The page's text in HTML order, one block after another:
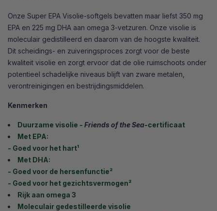
Onze Super EPA Visolie-softgels bevatten maar liefst 350 mg
EPA en 225 mg DHA aan omega 3-vetzuren. Onze visolie is
moleculair gedistilleerd en daarom van de hoogste kwaliteit.
Dit scheidings- en zuiveringsproces zorgt voor de beste
kwaliteit visolie en zorgt ervoor dat de olie ruimschoots onder
potentieel schadelijke niveaus blijft van zware metalen,
verontreinigingen en bestrijdingsmiddelen.
Kenmerken
Duurzame visolie - Friends of the Sea-certificaat
Met EPA:
- Goed voor het hart¹
Met DHA:
- Goed voor de hersenfunctie²
- Goed voor het gezichtsvermogen²
Rijk aan omega 3
Moleculair gedestilleerde visolie